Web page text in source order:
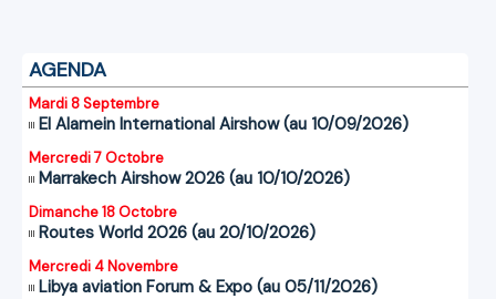
AGENDA
Mardi 8 Septembre
El Alamein International Airshow (au 10/09/2026)
Mercredi 7 Octobre
Marrakech Airshow 2026 (au 10/10/2026)
Dimanche 18 Octobre
Routes World 2026 (au 20/10/2026)
Mercredi 4 Novembre
Libya aviation Forum & Expo (au 05/11/2026)